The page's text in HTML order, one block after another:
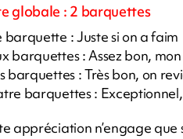
globale : 2 barquettes
barquette : Juste si on a faim
barquettes : Assez bon,
barquettes : Très bon, on
barquettes :
appréciation n’engage